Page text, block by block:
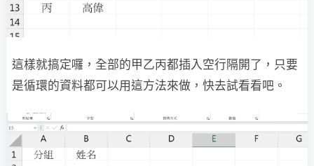
這樣就搞定囉，全部的甲乙丙都插入空行隔開了，只要
是循環的資料都可以用這方法來做，快去試看看吧。